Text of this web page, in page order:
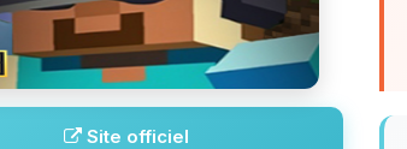
Site officiel